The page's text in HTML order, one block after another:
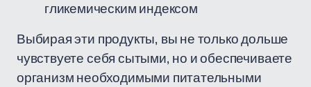
гликемическим индексом
Выбирая эти продукты, вы не только дольше
чувствуете себя сытыми, но и обеспечиваете
организм необходимыми питательными